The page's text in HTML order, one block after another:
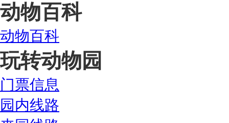
动物百科
动物百科
玩转动物园
门票信息
园内线路